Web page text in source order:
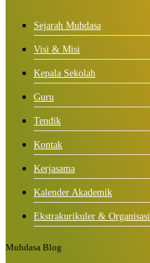
Sejarah Muhdasa
Visi & Misi
Kepala Sekolah
Guru
Tendik
Kontak
Kerjasama
Kalender Akademik
Ekstrakurikuler & Organisasi
Muhdasa Blog